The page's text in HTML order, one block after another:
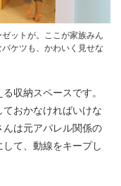
ットが。ここが家族みん
ケツも、かわいく見せな
収納スペースです。
おかなければいけな
んは元アパレル関係の
て、動線をキープし